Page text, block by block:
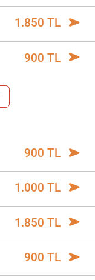
1.850 TL
900 TL
900 TL
1.000 TL
1.850 TL
900 TL